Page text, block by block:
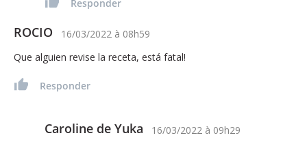
Responder
ROCIO 16/03/2022 à 08h59
Que alguien revise la receta, está fatal!
Responder
Caroline de Yuka 16/03/2022 à 09h29